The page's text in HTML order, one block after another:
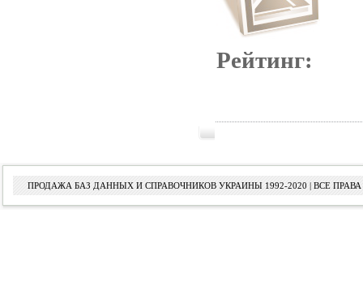
Рейтинг:
ПРОДАЖА БАЗ ДАННЫХ И СПРАВОЧНИКОВ УКРАИНЫ 1992-2020 | ВСЕ